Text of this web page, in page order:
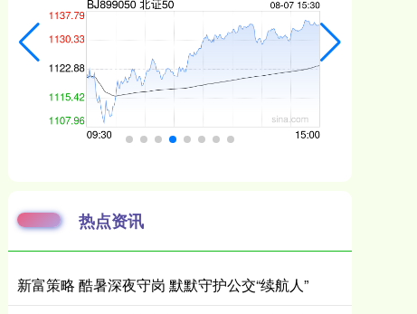
热点资讯
新富策略 酷暑深夜守岗 默默守护公交“续航人”